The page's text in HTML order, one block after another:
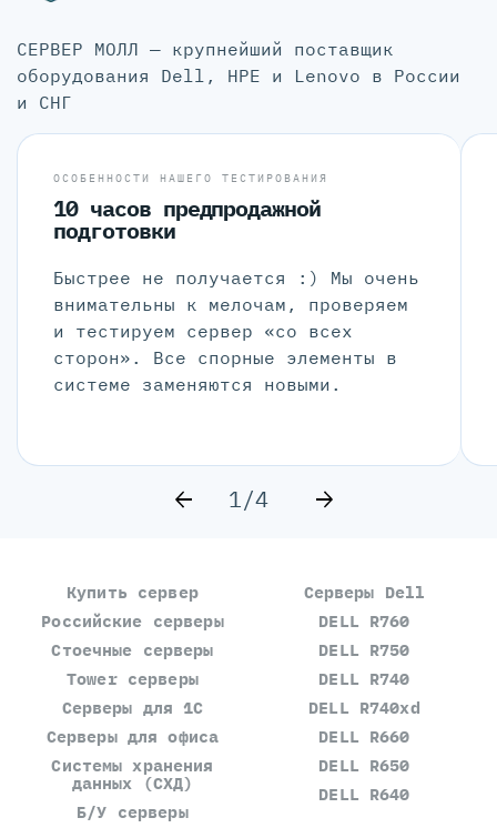
СЕРВЕР МОЛЛ — крупнейший поставщик
оборудования Dell, HPE и Lenovo в России
и СНГ
ОСОБЕННОСТИ НАШЕГО ТЕСТИРОВАНИЯ
10 часов предпродажной
подготовки
Быстрее не получается :) Мы очень
внимательны к мелочам, проверяем
и тестируем сервер «со всех
сторон». Все спорные элементы в
системе заменяются новыми.
1/4
Купить сервер
Российские серверы
Стоечные серверы
Tower серверы
Серверы для 1С
Серверы для офиса
Системы хранения
данных (СХД)
Б/У серверы
Серверы Dell
DELL R760
DELL R750
DELL R740
DELL R740xd
DELL R660
DELL R650
DELL R640